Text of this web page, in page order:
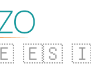
🇪🇸